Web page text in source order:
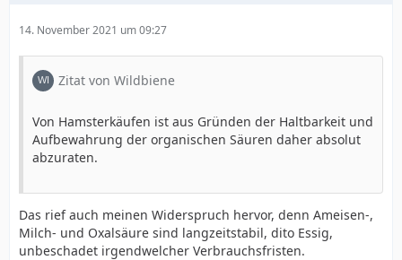
14. November 2021 um 09:27
Zitat von Wildbiene
Von Hamsterkäufen ist aus Gründen der Haltbarkeit und
Aufbewahrung der organischen Säuren daher absolut
abzuraten.
Das rief auch meinen Widerspruch hervor, denn Ameisen-,
Milch- und Oxalsäure sind langzeitstabil, dito Essig,
unbeschadet irgendwelcher Verbrauchsfristen.